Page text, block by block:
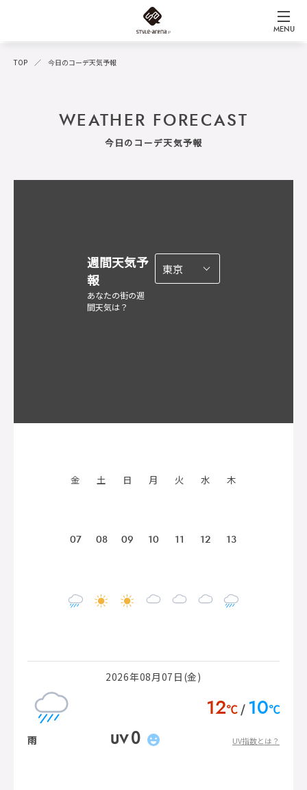
MENU
TOP 今日のコーデ天気予報
WEATHER FORECAST
今日のコーデ天気予報
週間天気予
報
あなたの街の週
間天気は？
金
07
土
08
日
09
月
10
火
11
水
12
木
13
2026年08月07日(金)
12℃ 10℃
雨 UV0 UV指数とは？